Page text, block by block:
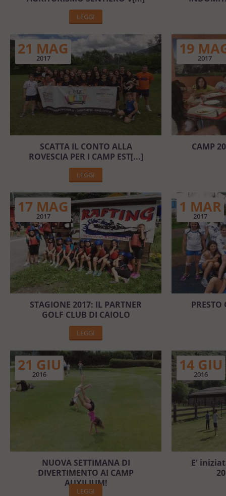
LEGGI
21 MAG
2017
SCATTA IL CONTO ALLA
ROVESCIA PER I CAMP EST[...]
LEGGI
19
2017
CAMP
17 MAG
2017
STAGIONE 2017: IL PARTNER
GOLF CLUB DI CAIOLO
LEGGI
1 MAR
2017
21 GIU
2016
NUOVA SETTIMANA DI
DIVERTIMENTO AI CAMP
AUXILIUM!
LEGGI
14 GIU
2016
E'